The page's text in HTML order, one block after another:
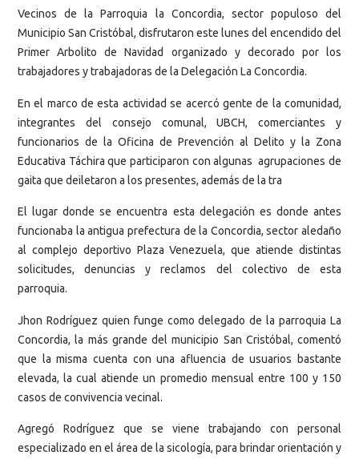
Vecinos de la Parroquia la Concordia, sector populoso del
Municipio San Cristóbal, disfrutaron este lunes del encendido del
Primer Arbolito de Navidad organizado y decorado por los
trabajadores y trabajadoras de la Delegación La Concordia.
En el marco de esta actividad se acercó gente de la comunidad,
integrantes del consejo comunal, UBCH, comerciantes y
funcionarios de la Oficina de Prevención al Delito y la Zona
Educativa Táchira que participaron con algunas agrupaciones de
gaita que deiletaron a los presentes, además de la tra
El lugar donde se encuentra esta delegación es donde antes
funcionaba la antigua prefectura de la Concordia, sector aledaño
al complejo deportivo Plaza Venezuela, que atiende distintas
solicitudes, denuncias y reclamos del colectivo de esta
parroquia.
Jhon Rodríguez quien funge como delegado de la parroquia La
Concordia, la más grande del municipio San Cristóbal, comentó
que la misma cuenta con una afluencia de usuarios bastante
elevada, la cual atiende un promedio mensual entre 100 y 150
casos de convivencia vecinal.
Agregó Rodríguez que se viene trabajando con personal
especializado en el área de la sicología, para brindar orientación y